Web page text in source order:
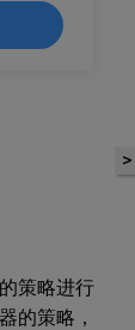
策略进行
的策略，
>